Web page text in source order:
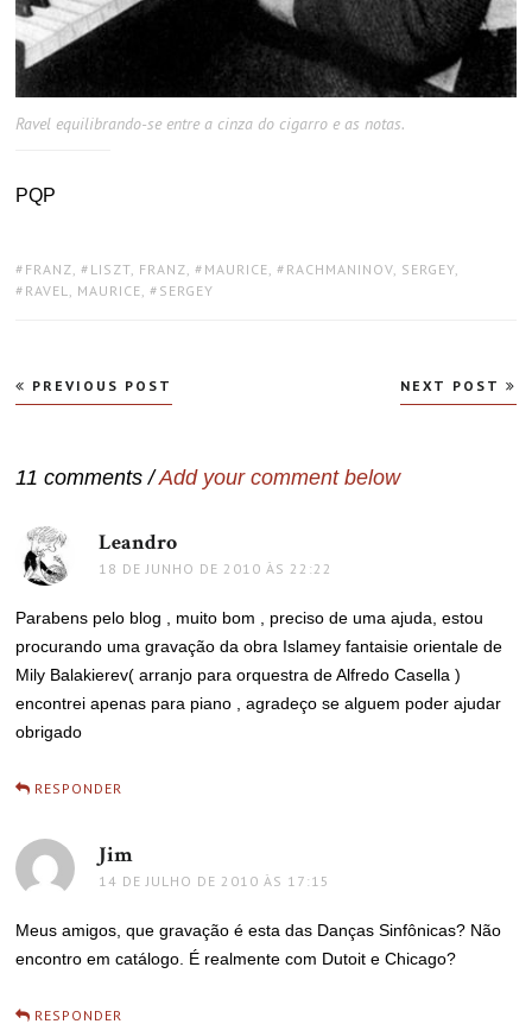
Ravel equilibrando-se entre a cinza do cigarro e as notas.
PQP
TAGS:
FRANZ, LISZT, FRANZ, MAURICE, RACHMANINOV, SERGEY,
RAVEL, MAURICE, SERGEY
Navegação
de
PREVIOUS POST NEXT POST
11 comments /Add your comment below
Leandro
18 DE JUNHO DE 2010 ÀS 22:22
Parabens pelo blog , muito bom , preciso de uma ajuda, estou
procurando uma gravação da obra Islamey fantaisie orientale de
Mily Balakierev( arranjo para orquestra de Alfredo Casella )
encontrei apenas para piano , agradeço se alguem poder ajudar
obrigado
RESPONDER
Jim
14 DE JULHO DE 2010 ÀS 17:15
Meus amigos, que gravação é esta das Danças Sinfônicas? Não
encontro em catálogo. É realmente com Dutoit e Chicago?
RESPONDER